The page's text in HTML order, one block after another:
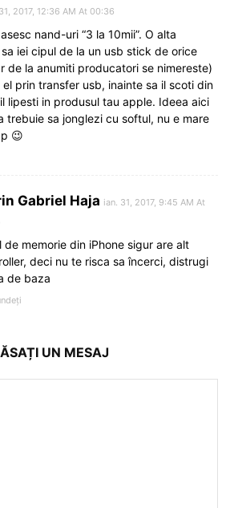
2017, 12:36 AM At 00:36
nand-uri “3 la 10mii”. O alta
iei cipul de la un usb stick de orice
de la anumiti producatori se nimereste)
prin transfer usb, inainte sa il scoti din
lipesti in produsul tau apple. Ideea aici
trebuie sa jonglezi cu softul, nu e mare
😉
Gabriel Haja ian. 31, 2017, 9:45 AM At
de memorie din iPhone sigur are alt
deci nu te risca sa încerci, distrugi
de baza
UN MESAJ